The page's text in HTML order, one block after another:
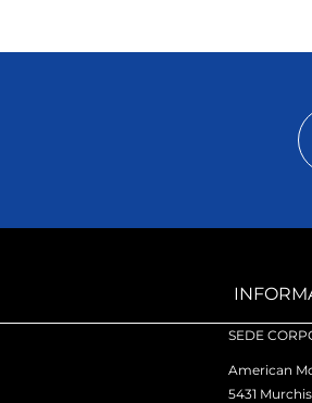
SEDE
American
5431